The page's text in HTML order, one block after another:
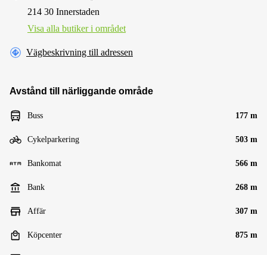
214 30 Innerstaden
Visa alla butiker i området
Vägbeskrivning till adressen
Avstånd till närliggande område
Buss 177 m
Cykelparkering 503 m
Bankomat 566 m
Bank 268 m
Affär 307 m
Köpcenter 875 m